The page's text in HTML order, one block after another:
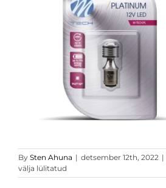
By Sten Ahuna | detsember 12th, 2022 |
välja lülitatud